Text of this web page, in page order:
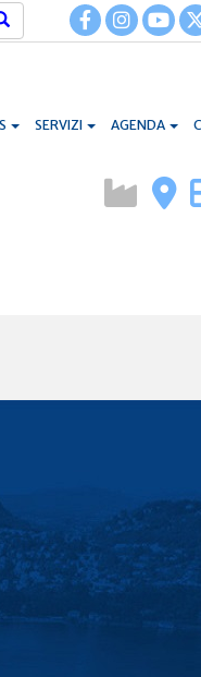
SERVIZI AGENDA